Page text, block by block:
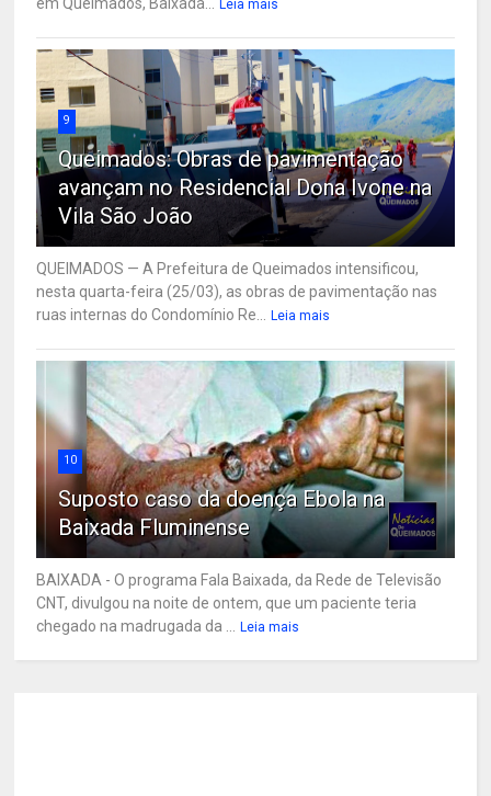
Leia mais
9
Queimados: Obras de pavimentação
avançam no Residencial Dona Ivone na
Vila São João
QUEIMADOS — A Prefeitura de Queimados intensificou,
nesta quarta-feira (25/03), as obras de pavimentação nas
ruas internas do Condomínio Re...
Leia mais
10
Suposto caso da doença Ebola na
Baixada Fluminense
BAIXADA - O programa Fala Baixada, da Rede de Televisão
CNT, divulgou na noite de ontem, que um paciente teria
chegado na madrugada da ...
Leia mais